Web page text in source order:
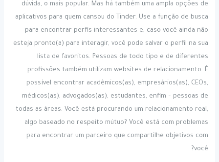
dúvida, o mais popular. Mas há também uma ampla opções de
aplicativos para quem cansou do Tinder. Use a função de busca
para encontrar perfis interessantes e, caso você ainda não
esteja pronto(a) para interagir, você pode salvar o perfil na sua
lista de favoritos. Pessoas de todo tipo e de diferentes
profissões também utilizam websites de relacionamento. É
possível encontrar acadêmicos(as), empresários(as), CEOs,
médicos(as), advogados(as), estudantes, enfim – pessoas de
todas as áreas. Você está procurando um relacionamento real,
algo baseado no respeito mútuo? Você está com problemas
para encontrar um parceiro que compartilhe objetivos com
você?